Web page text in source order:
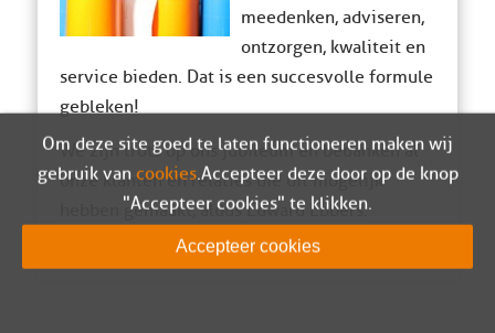
meedenken, adviseren,
ontzorgen, kwaliteit en
service bieden. Dat is een succesvolle formule
gebleken!
We zijn trots op ons jubileum en bedanken al
onze klanten en relaties die dit mogelijk
hebben gemaakt, aldus Edward Ebbers.
Om deze site goed te laten functioneren maken wij
gebruik van cookies. Accepteer deze door op de knop
"Accepteer cookies" te klikken.
Accepteer cookies